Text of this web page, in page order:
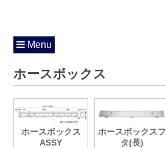
Menu
ホースボックス
ホースボックス
ASSY
ホースボックスフ
タ(長)